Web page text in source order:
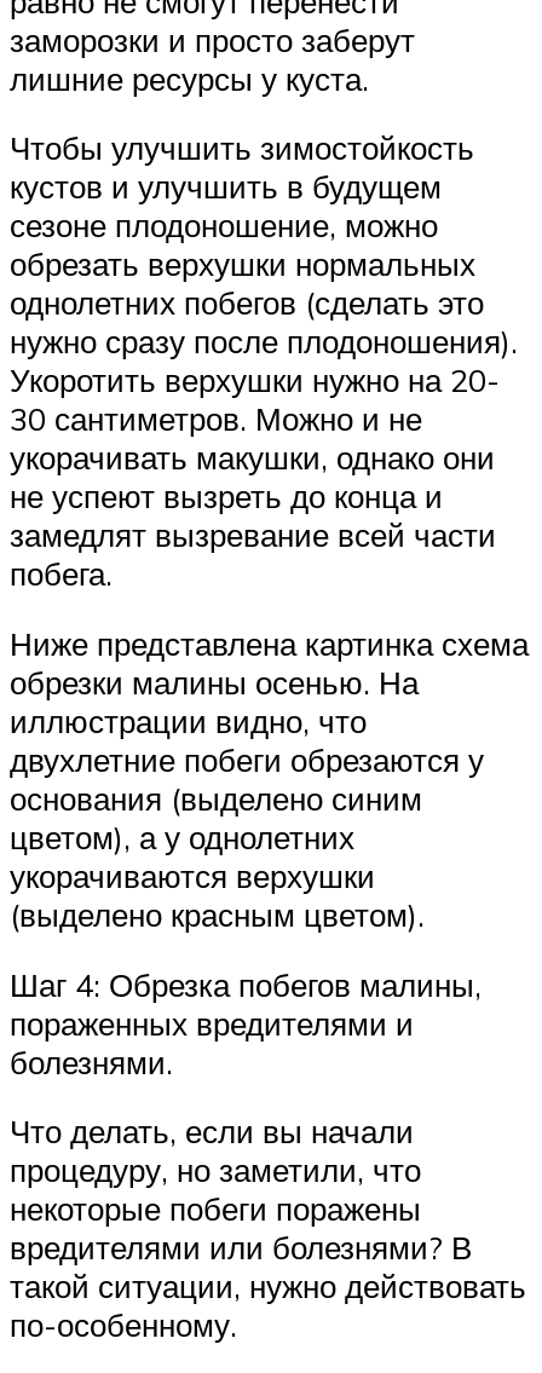
заморозки и просто заберут
лишние ресурсы у куста.
Чтобы улучшить зимостойкость
кустов и улучшить в будущем
сезоне плодоношение, можно
обрезать верхушки нормальных
однолетних побегов (сделать это
нужно сразу после плодоношения).
Укоротить верхушки нужно на 20-
30 сантиметров. Можно и не
укорачивать макушки, однако они
не успеют вызреть до конца и
замедлят вызревание всей части
побега.
Ниже представлена картинка схема
обрезки малины осенью. На
иллюстрации видно, что
двухлетние побеги обрезаются у
основания (выделено синим
цветом), а у однолетних
укорачиваются верхушки
(выделено красным цветом).
Шаг 4: Обрезка побегов малины,
пораженных вредителями и
болезнями.
Что делать, если вы начали
процедуру, но заметили, что
некоторые побеги поражены
вредителями или болезнями? В
такой ситуации, нужно действовать
по-особенному.